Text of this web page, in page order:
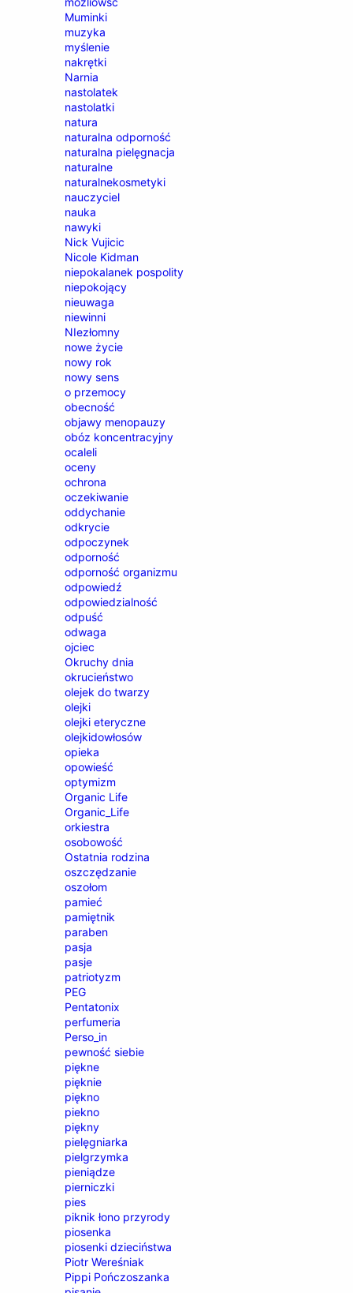
Muminki
muzyka
myślenie
nakrętki
Narnia
nastolatek
nastolatki
natura
naturalna odporność
naturalna pielęgnacja
naturalne
naturalnekosmetyki
nauczyciel
nauka
nawyki
Nick Vujicic
Nicole Kidman
niepokalanek pospolity
niepokojący
nieuwaga
niewinni
NIezłomny
nowe życie
nowy rok
nowy sens
o przemocy
obecność
objawy menopauzy
obóz koncentracyjny
ocaleli
oceny
ochrona
oczekiwanie
oddychanie
odkrycie
odpoczynek
odporność
odporność organizmu
odpowiedź
odpowiedzialność
odpuść
odwaga
ojciec
Okruchy dnia
okrucieństwo
olejek do twarzy
olejki
olejki eteryczne
olejkidowłosów
opieka
opowieść
optymizm
Organic Life
Organic_Life
orkiestra
osobowość
Ostatnia rodzina
oszczędzanie
oszołom
pamieć
pamiętnik
paraben
pasja
pasje
patriotyzm
PEG
Pentatonix
perfumeria
Perso_in
pewność siebie
piękne
pięknie
piękno
piekno
piękny
pielęgniarka
pielgrzymka
pieniądze
pierniczki
pies
piknik łono przyrody
piosenka
piosenki dzieciństwa
Piotr Wereśniak
Pippi Pończoszanka